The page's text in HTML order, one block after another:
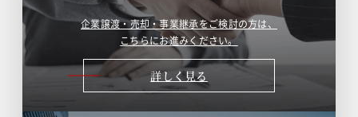
企業譲渡・売却・事業継承をご検討の方は、
こちらにお進みください。
詳しく見る